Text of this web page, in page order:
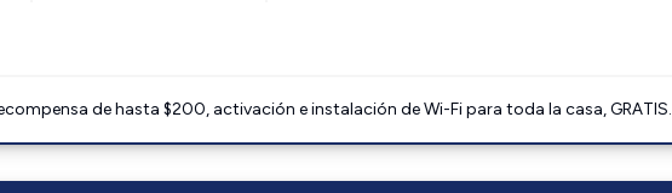
de hasta $200, activación e instalación de Wi-Fi para toda la casa, GRATIS.